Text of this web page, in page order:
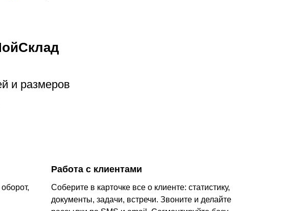
и размеров
Работа с клиентами
Соберите в карточке все о клиенте: статистику,
документы, задачи, встречи. Звоните и делайте